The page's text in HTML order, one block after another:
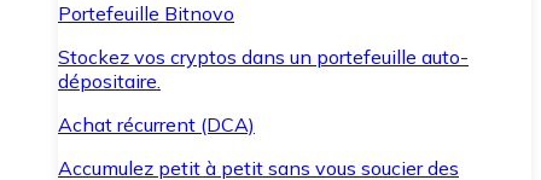
Portefeuille Bitnovo
Stockez vos cryptos dans un portefeuille auto-
dépositaire.
Achat récurrent (DCA)
Accumulez petit à petit sans vous soucier des